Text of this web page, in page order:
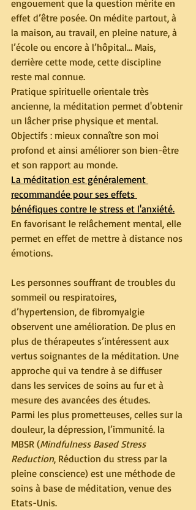
engouement que la question mérite en
effet d’être posée. On médite partout, à
la maison, au travail, en pleine nature, à
l’école ou encore à l’hôpital… Mais,
derrière cette mode, cette discipline
reste mal connue.
Pratique spirituelle orientale très
ancienne, la méditation permet d'obtenir
un lâcher prise physique et mental.
Objectifs : mieux connaître son moi
profond et ainsi améliorer son bien-être
et son rapport au monde.
La méditation est généralement
recommandée pour ses effets
bénéfiques contre le stress et l'anxiété.
En favorisant le relâchement mental, elle
permet en effet de mettre à distance nos
émotions.
Les personnes souffrant de troubles du
sommeil ou respiratoires,
d’hypertension, de fibromyalgie
observent une amélioration. De plus en
plus de thérapeutes s’intéressent aux
vertus soignantes de la méditation. Une
approche qui va tendre à se diffuser
dans les services de soins au fur et à
mesure des avancées des études.
Parmi les plus prometteuses, celles sur la
douleur, la dépression, l’immunité. la
MBSR (Mindfulness Based Stress
Reduction, Réduction du stress par la
pleine conscience) est une méthode de
soins à base de méditation, venue des
Etats-Unis.